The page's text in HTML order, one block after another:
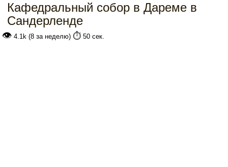
Кафедральный собор в Дареме в
Сандерленде
👁 4.1k (8 за неделю) ⏱️ 50 сек.